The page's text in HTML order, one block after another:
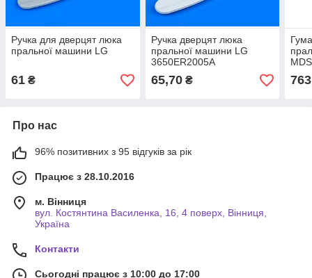
Ручка для дверцят люка
пральної машини LG
61 ₴
Ручка дверцят люка
пральної машини LG
3650ER2005A
65,70₴ 763
Про нас
96% позитивних з 95 відгуків за рік
Працює з 28.10.2016
м. Вінниця
вул. Костянтина Василенка, 16, 4 поверх, Вінниця,
Україна
Контакти
Сьогодні працює з 10:00 до 17:00